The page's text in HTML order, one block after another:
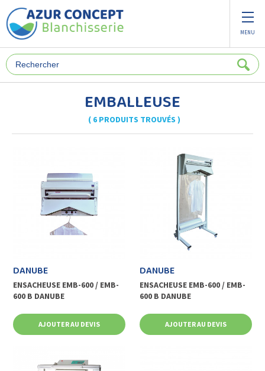
MENU
EMBALLEUSE
( 6 PRODUITS TROUVÉS )
DANUBE
ENSACHEUSE EMB-600 / EMB-
600 B DANUBE
AJOUTER AU DEVIS
DANUBE
ENSACHEUSE EMB-600 / EMB-
600 B DANUBE
AJOUTER AU DEVIS
Panneau de gestion des cookies